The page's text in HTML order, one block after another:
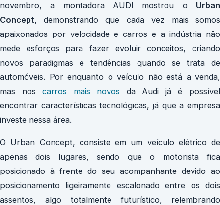
novembro, a montadora AUDI mostrou o Urban
Concept, demonstrando que cada vez mais somos
apaixonados por velocidade e carros e a indústria não
mede esforços para fazer evoluir conceitos, criando
novos paradigmas e tendências quando se trata de
automóveis. Por enquanto o veículo não está a venda,
mas nos carros mais novos da Audi já é possível
encontrar características tecnológicas, já que a empresa
investe nessa área.
O Urban Concept, consiste em um veículo elétrico de
apenas dois lugares, sendo que o motorista fica
posicionado à frente do seu acompanhante devido ao
posicionamento ligeiramente escalonado entre os dois
assentos, algo totalmente futurístico, relembrando